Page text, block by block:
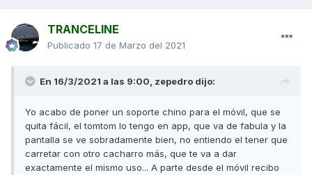
TRANCELINE
Publicado 17 de Marzo del 2021
En 16/3/2021 a las 9:00, zepedro dijo:
Yo acabo de poner un soporte chino para el móvil, que se
quita fácil, el tomtom lo tengo en app, que va de fabula y la
pantalla se ve sobradamente bien, no entiendo el tener que
carretar con otro cacharro más, que te va a dar
exactamente el mismo uso... A parte desde el móvil recibo